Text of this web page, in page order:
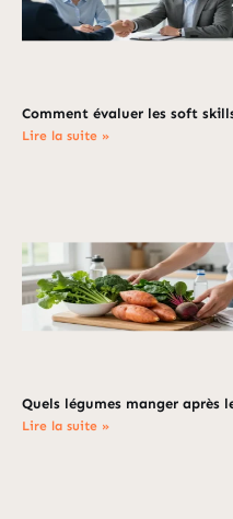
Comment évaluer les soft
Lire la suite »
Quels légumes manger après
Lire la suite »